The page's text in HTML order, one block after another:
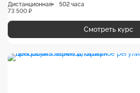
Дистанционная
502 часа
73 500 ₽
Смотреть курс